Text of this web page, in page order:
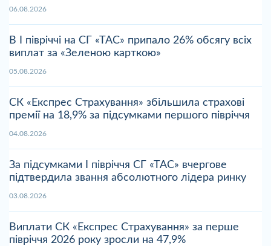
06.08.2026
В І півріччі на СГ «ТАС» припало 26% обсягу всіх
виплат за «Зеленою карткою»
05.08.2026
СК «Експрес Страхування» збільшила страхові
премії на 18,9% за підсумками першого півріччя
04.08.2026
За підсумками І півріччя СГ «ТАС» вчергове
підтвердила звання абсолютного лідера ринку
03.08.2026
Виплати СК «Експрес Страхування» за перше
півріччя 2026 року зросли на 47,9%